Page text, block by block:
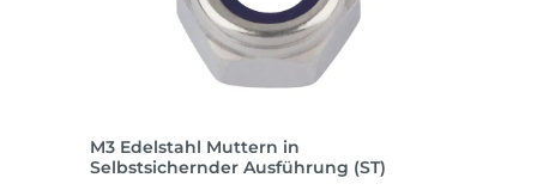
M3 Edelstahl Muttern in
Selbstsichernder Ausführung (ST)